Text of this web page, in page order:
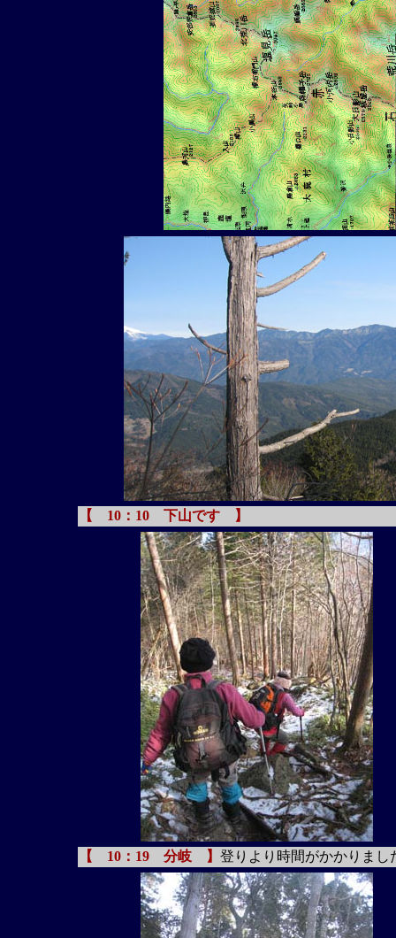
【 10：10 下山です 】
【 10：19 分岐 】 登りより時間がかかりま